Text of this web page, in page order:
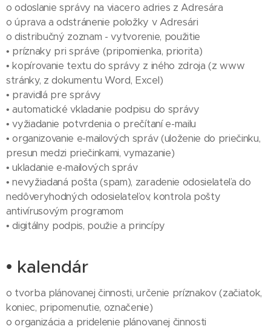
o odoslanie správy na viacero adries z Adresára
o úprava a odstránenie položky v Adresári
o distribučný zoznam - vytvorenie, použitie
• príznaky pri správe (pripomienka, priorita)
• kopírovanie textu do správy z iného zdroja (z www
stránky, z dokumentu Word, Excel)
• pravidlá pre správy
• automatické vkladanie podpisu do správy
• vyžiadanie potvrdenia o prečítaní e-mailu
• organizovanie e-mailových správ (uloženie do priečinku,
presun medzi priečinkami, vymazanie)
• ukladanie e-mailových správ
• nevyžiadaná pošta (spam), zaradenie odosielateľa do
nedôveryhodných odosielateľov, kontrola pošty
antivírusovým programom
• digitálny podpis, použie a princípy
• kalendár
o tvorba plánovanej činnosti, určenie príznakov (začiatok,
koniec, pripomenutie, označenie)
o organizácia a pridelenie plánovanej činnosti